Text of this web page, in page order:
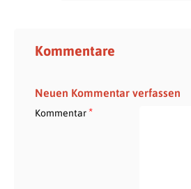
Kommentare
Neuen Kommentar verfassen
Kommentar*